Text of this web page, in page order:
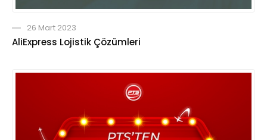
26 Mart 2023
AliExpress Lojistik Çözümleri